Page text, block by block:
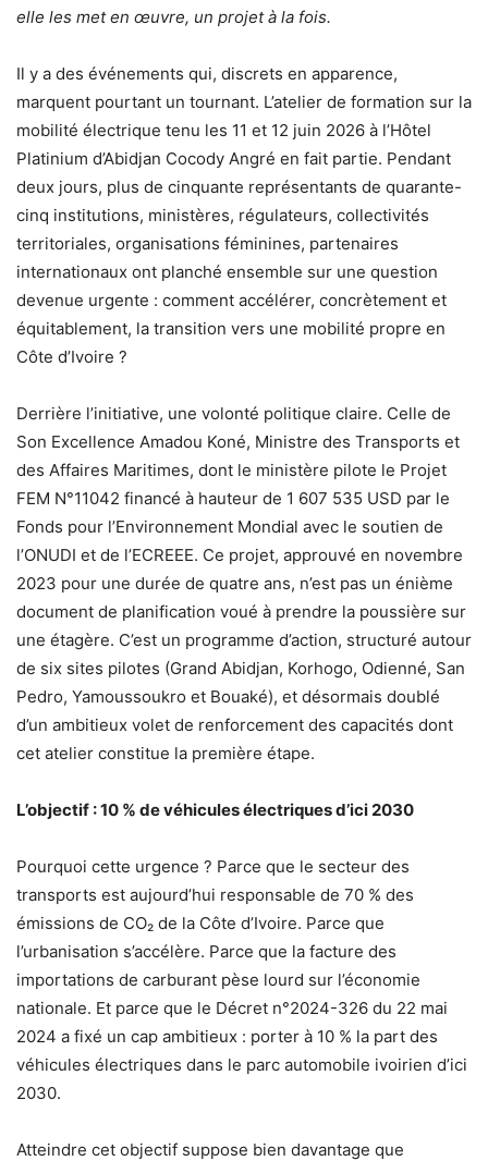
elle les met en œuvre, un projet à la fois.
Il y a des événements qui, discrets en apparence,
marquent pourtant un tournant. L’atelier de formation sur la
mobilité électrique tenu les 11 et 12 juin 2026 à l’Hôtel
Platinium d’Abidjan Cocody Angré en fait partie. Pendant
deux jours, plus de cinquante représentants de quarante-
cinq institutions, ministères, régulateurs, collectivités
territoriales, organisations féminines, partenaires
internationaux ont planché ensemble sur une question
devenue urgente : comment accélérer, concrètement et
équitablement, la transition vers une mobilité propre en
Côte d’Ivoire ?
Derrière l’initiative, une volonté politique claire. Celle de
Son Excellence Amadou Koné, Ministre des Transports et
des Affaires Maritimes, dont le ministère pilote le Projet
FEM N°11042 financé à hauteur de 1 607 535 USD par le
Fonds pour l’Environnement Mondial avec le soutien de
l’ONUDI et de l’ECREEE. Ce projet, approuvé en novembre
2023 pour une durée de quatre ans, n’est pas un énième
document de planification voué à prendre la poussière sur
une étagère. C’est un programme d’action, structuré autour
de six sites pilotes (Grand Abidjan, Korhogo, Odienné, San
Pedro, Yamoussoukro et Bouaké), et désormais doublé
d’un ambitieux volet de renforcement des capacités dont
cet atelier constitue la première étape.
L’objectif : 10 % de véhicules électriques d’ici 2030
Pourquoi cette urgence ? Parce que le secteur des
transports est aujourd’hui responsable de 70 % des
émissions de CO₂ de la Côte d’Ivoire. Parce que
l’urbanisation s’accélère. Parce que la facture des
importations de carburant pèse lourd sur l’économie
nationale. Et parce que le Décret n°2024-326 du 22 mai
2024 a fixé un cap ambitieux : porter à 10 % la part des
véhicules électriques dans le parc automobile ivoirien d’ici
2030.
Atteindre cet objectif suppose bien davantage que